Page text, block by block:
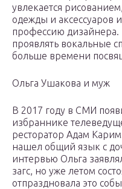
увлекается
одежды и аксессуаров
профессию дизайнера.
проявлять вокальные
больше времени
Ольга Ушакова и муж
В 2017 году в СМИ
избраннике
ресторатор Адам
нашел общий язык с
интервью Ольга
загс, но уже летом
отпраздновала это